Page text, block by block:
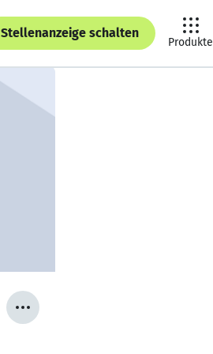
Stellenanzeige schalten
Produkte